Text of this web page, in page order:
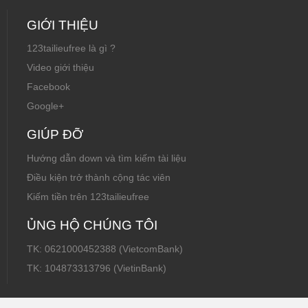
GIỚI THIỆU
123tailieufree là gì ?
Video giới thiệu
Facebook
Google+
GIÚP ĐỠ
Hướng dẫn down và tìm kiếm tài liệu
Điều kiện trở thành cộng tác viên
Kiếm tiền trên 123tailieufree
ỦNG HỘ CHÚNG TÔI
TK: 0621000452388 (VietcomBank)
TK: 104873313796 (VietinBank)